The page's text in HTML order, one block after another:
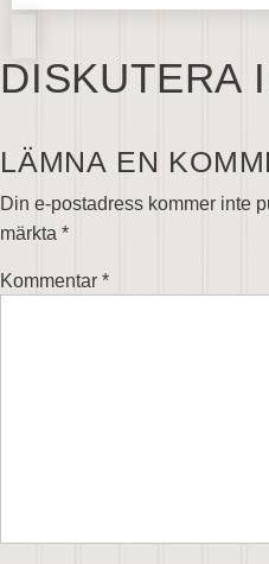
DISKUTERA
LÄMNA EN
Din e-postadress kommer inte
märkta *
Kommentar *